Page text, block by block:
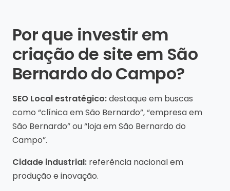
Por que investir em
criação de site em São
Bernardo do Campo?
SEO Local estratégico:destaque em buscas
como “clínica em São Bernardo”, “empresa em
São Bernardo” ou “loja em São Bernardo do
Campo”.
Cidade industrial: referência nacional em
produção e inovação.